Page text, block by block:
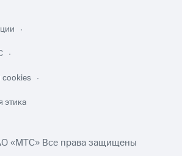
cookies
этика
«МТС» Все права защищены